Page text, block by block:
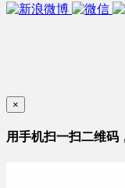
×
用手机扫一扫二维码